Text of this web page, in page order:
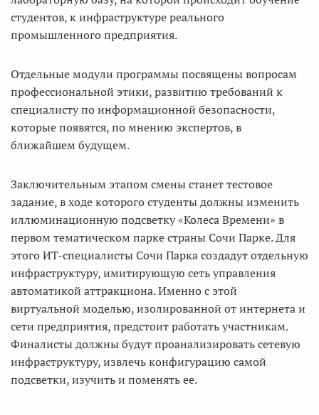
студентов, к инфраструктуре реального
промышленного предприятия.
Отдельные модули программы посвящены вопросам
профессиональной этики, развитию требований к
специалисту по информационной безопасности,
которые появятся, по мнению экспертов, в
ближайшем будущем.
Заключительным этапом смены станет тестовое
задание, в ходе которого студенты должны изменить
иллюминационную подсветку «Колеса Времени» в
первом тематическом парке страны Сочи Парке. Для
этого ИТ-специалисты Сочи Парка создадут отдельную
инфраструктуру, имитирующую сеть управления
автоматикой аттракциона. Именно с этой
виртуальной моделью, изолированной от интернета и
сети предприятия, предстоит работать участникам.
Финалисты должны будут проанализировать сетевую
инфраструктуру, извлечь конфигурацию самой
подсветки, изучить и поменять ее.